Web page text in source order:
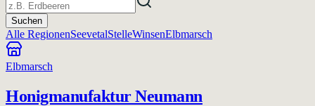
Suchen
Alle RegionenSeevetalStelleWinsenElbmarsch
Elbmarsch
Honigmanufaktur Neumann